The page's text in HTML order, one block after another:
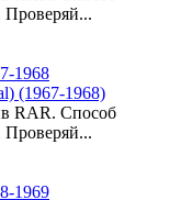
Проверяй...
(1967-1968)
RAR. Способ
Проверяй...